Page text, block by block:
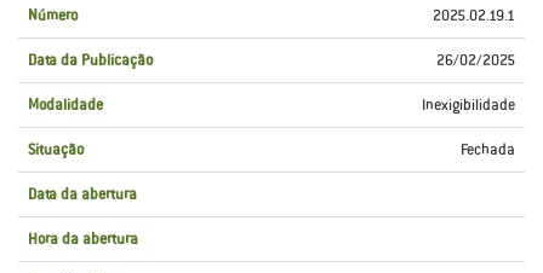
Número 2025.02.19.1
Data da Publicação 26/02/2025
Modalidade Inexigibilidade
Situação Fechada
Data da abertura
Hora da abertura